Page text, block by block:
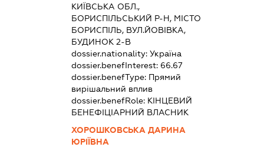
КИЇВСЬКА ОБЛ.,
БОРИСПІЛЬСЬКИЙ Р-Н, МІСТО
БОРИСПІЛЬ, ВУЛ.ЙОВІВКА,
БУДИНОК 2-В
dossier.nationality: Україна
dossier.benefInterest: 66.67
dossier.benefType: Прямий
вирішальний вплив
dossier.benefRole: КІНЦЕВИЙ
БЕНЕФІЦІАРНИЙ ВЛАСНИК
ХОРОШКОВСЬКА ДАРИНА
ЮРІЇВНА